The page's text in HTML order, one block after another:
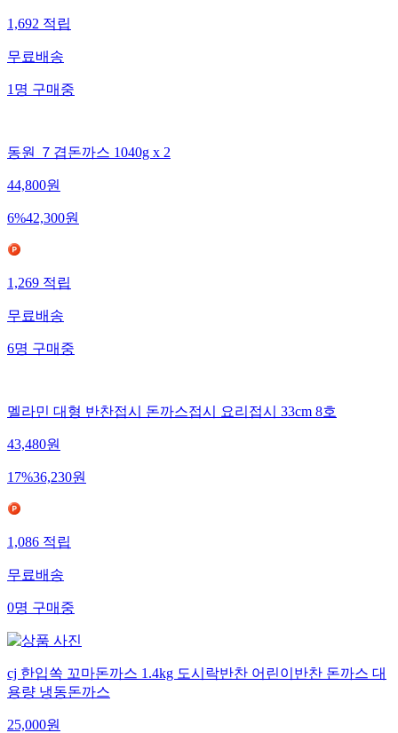
1,692적립
무료배송
1명구매중
동원 ７겹돈까스 1040g x 2
44,800원
6%42,300원
1,269적립
무료배송
6명구매중
멜라민 대형 반찬접시 돈까스접시 요리접시 33cm 8호
43,480원
17%36,230원
1,086적립
무료배송
0명구매중
cj 한입쏙 꼬마돈까스 1.4kg 도시락반찬 어린이반찬 돈까스 대
용량 냉동돈까스